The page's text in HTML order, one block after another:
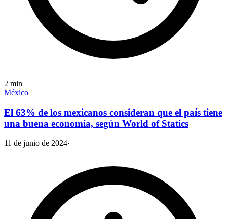
2 min
México
El 63% de los mexicanos consideran que el país tiene
una buena economía, según World of Statics
11 de junio de 2024·